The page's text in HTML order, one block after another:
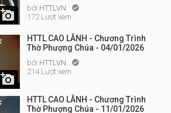
 bởi HTTLVN 
172 Lượt xem

HTTL CAO LÃNH - Chương Trình
Thờ Phượng Chúa - 04/01/2026
bởi HTTLVN 
214 Lượt xem
HTTL CAO LÃNH - Chương Trình
Thờ Phượng Chúa - 11/01/2026